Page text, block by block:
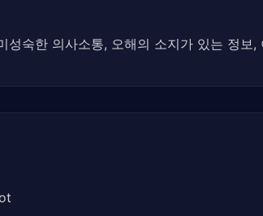
성숙한 의사소통, 오해의 소지가 있는 정보